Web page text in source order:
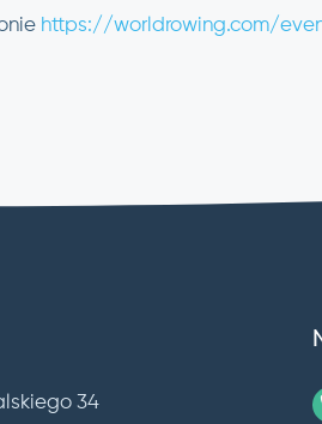
https://worldrowing.com/
34